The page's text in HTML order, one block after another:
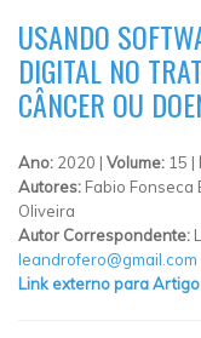
USANDO
DIGITAL NO
CÂNCER OU
Ano: 2020 | Volume: 15 |
Autores: Fabio Fonseca
Oliveira
Autor Correspondente:
leandrofero@gmail.com
Link externo para Artigo